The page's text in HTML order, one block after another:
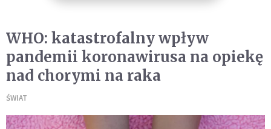
WHO: katastrofalny wpływ
pandemii koronawirusa na opiekę
nad chorymi na raka
ŚWIAT